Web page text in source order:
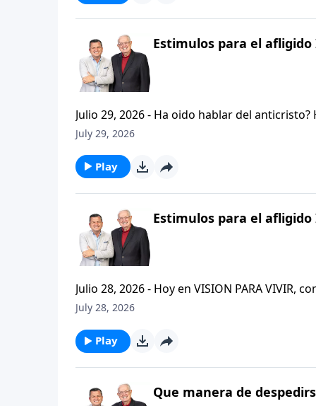
Estimulos para el
Julio 29, 2026 - Ha oido hablar del
que se refiere la Biblia cuando usa la palabra
capitulo de 2 Tesalonicenses y escuchemos
AFLIGIDO.
July 29, 2026
Play
Estimulos para el afligido
Julio 28, 2026 - Hoy en VISION PARA
CRISTIANISMO FIRME: UN ESTUDIO DE 2
el pastor Carlos A. Zazueta titulo: "ESTIMULOS
July 28, 2026
Play
Que manera de